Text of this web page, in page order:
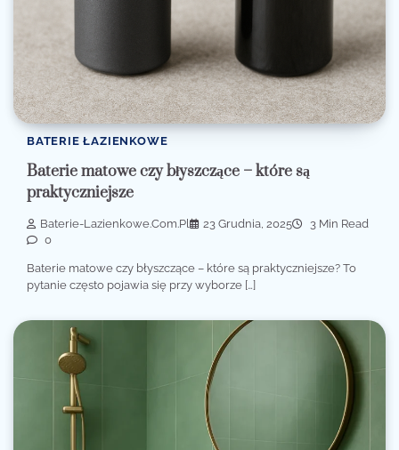
BATERIE ŁAZIENKOWE
Baterie matowe czy błyszczące – które są
praktyczniejsze
Baterie-Lazienkowe.com.pl 23 Grudnia, 2025
3 Min Read
0
Baterie matowe czy błyszczące – które są praktyczniejsze? To
pytanie często pojawia się przy wyborze […]